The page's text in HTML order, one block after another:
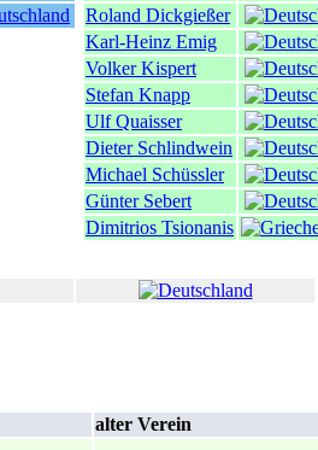
Roland Dickgießer
Karl-Heinz Emig
Volker Kispert
Stefan Knapp
Ulf Quaisser
Dieter Schlindwein
Michael Schüssler
Günter Sebert
Dimitrios Tsionanis
alter Verein